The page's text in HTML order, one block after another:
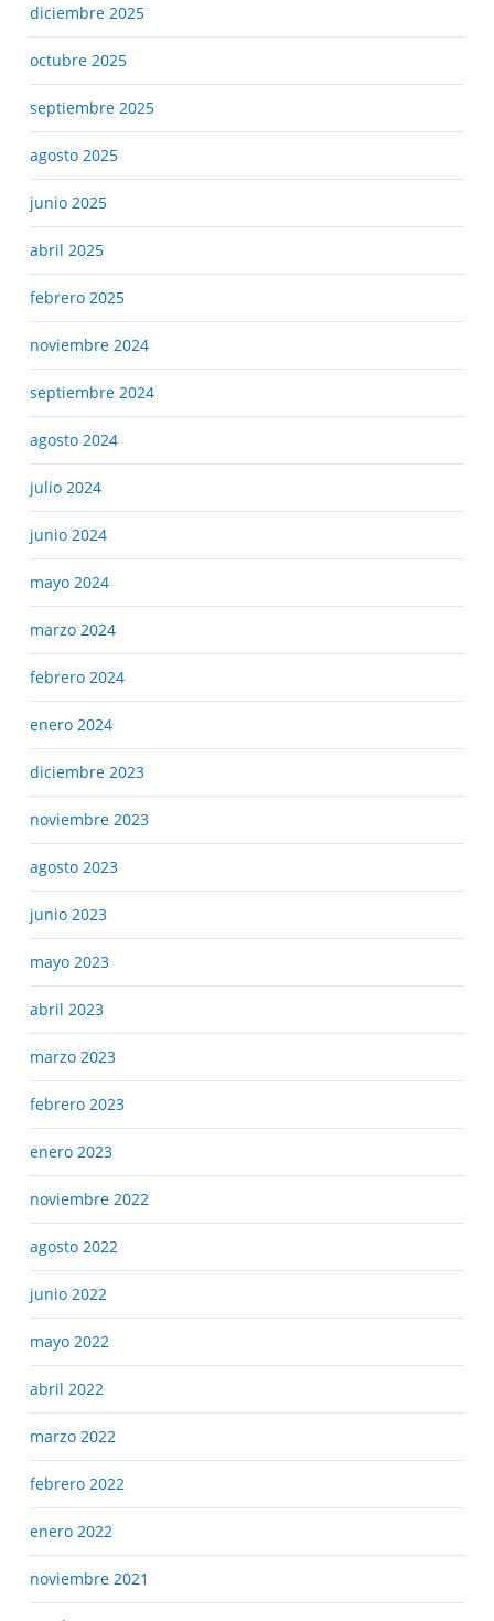
diciembre 2025
octubre 2025
septiembre 2025
agosto 2025
junio 2025
abril 2025
febrero 2025
noviembre 2024
septiembre 2024
agosto 2024
julio 2024
junio 2024
mayo 2024
marzo 2024
febrero 2024
enero 2024
diciembre 2023
noviembre 2023
agosto 2023
junio 2023
mayo 2023
abril 2023
marzo 2023
febrero 2023
enero 2023
noviembre 2022
agosto 2022
junio 2022
mayo 2022
abril 2022
marzo 2022
febrero 2022
enero 2022
noviembre 2021